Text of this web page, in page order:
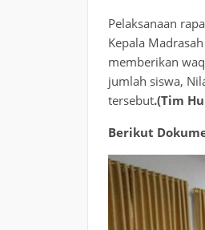
Pelaksanaan
Kepala
memberikan
jumlah siswa,
tersebut.(Tim
Berikut